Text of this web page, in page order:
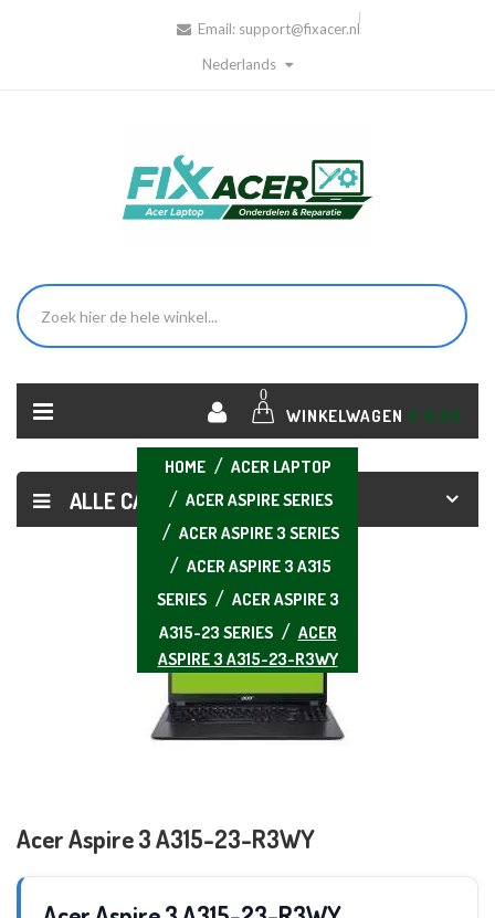
Email: support@fixacer.nl
Nederlands
0
WINKELWAGEN € 0,00
ALLE CATEGORIEËN
HOME
ACER LAPTOP
ACER ASPIRE SERIES
ACER ASPIRE 3 SERIES
ACER ASPIRE 3 A315
SERIES
ACER ASPIRE 3
A315-23 SERIES
ACER
ASPIRE 3 A315-23-R3WY
Acer Aspire 3 A315-23-R3WY